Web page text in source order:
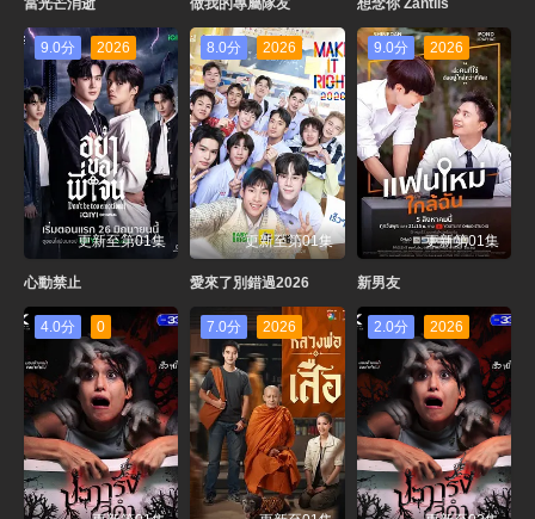
當光芒消逝 做我的專屬隊友 想念你 Zantiis
9.0分 2026
更新至第01集
心動禁止
8.0分 2026
更新至第01集
愛來了別錯過2026
9.0分 2026
更新第01集
新男友
4.0分 0 7.0分 2026 2.0分 2026